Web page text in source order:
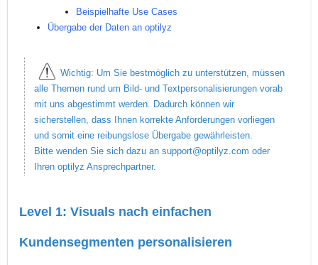
Beispielhafte Use Cases
Übergabe der Daten an optilyz
Wichtig: Um Sie bestmöglich zu unterstützen, müssen
alle Themen rund um Bild- und Textpersonalisierungen vorab
mit uns abgestimmt werden. Dadurch können wir
sicherstellen, dass Ihnen korrekte Anforderungen vorliegen
und somit eine reibungslose Übergabe gewährleisten.
Bitte wenden Sie sich dazu an support@optilyz.com oder
Ihren optilyz Ansprechpartner.
Level 1: Visuals nach einfachen
Kundensegmenten personalisieren